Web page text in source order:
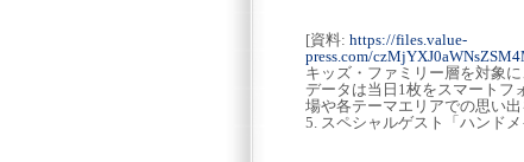
[資料: https://files.value-
press.com/
キッズ・ファミリー層を対象
データは当日1枚をスマートフ
場や各テーマエリアでの思い
5. スペシャルゲスト「ハンド